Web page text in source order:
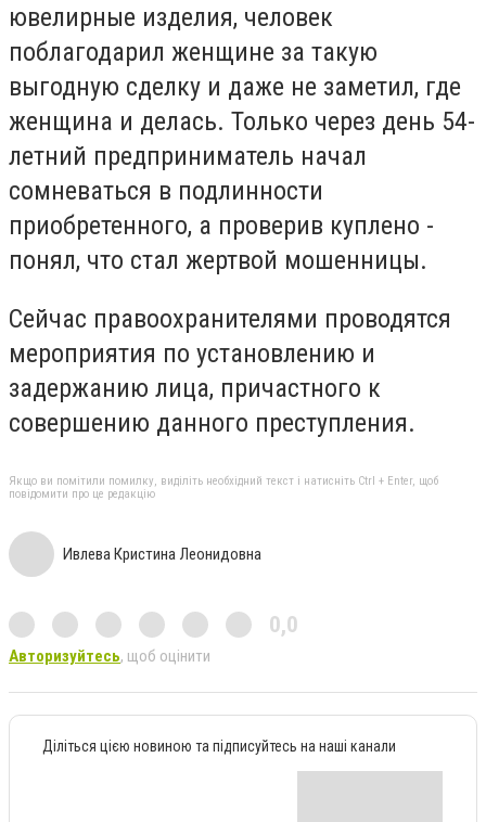
ювелирные изделия, человек
поблагодарил женщине за такую
выгодную сделку и даже не заметил, где
женщина и делась. Только через день 54-
летний предприниматель начал
сомневаться в подлинности
приобретенного, а проверив куплено -
понял, что стал жертвой мошенницы.
Сейчас правоохранителями проводятся
мероприятия по установлению и
задержанию лица, причастного к
совершению данного преступления.
Якщо ви помітили помилку, виділіть необхідний текст і натисніть Ctrl + Enter, щоб
повідомити про це редакцію
Ивлева Кристина Леонидовна
0,0
Авторизуйтесь, щоб оцінити
Діліться цією новиною та підписуйтесь на наші канали